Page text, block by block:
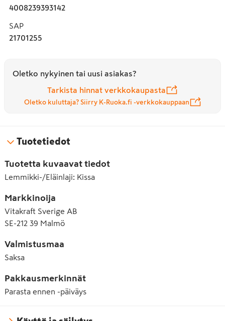
4008239393142
SAP
21701255
Oletko nykyinen tai uusi asiakas?
Tarkista hinnat verkkokaupasta
Oletko kuluttaja? Siirry K-Ruoka.fi -verkkokauppaan
Tuotetiedot
Tuotetta kuvaavat tiedot
Lemmikki-/Eläinlaji: Kissa
Markkinoija
Vitakraft Sverige AB
SE-212 39 Malmö
Valmistusmaa
Saksa
Pakkausmerkinnät
Parasta ennen -päiväys